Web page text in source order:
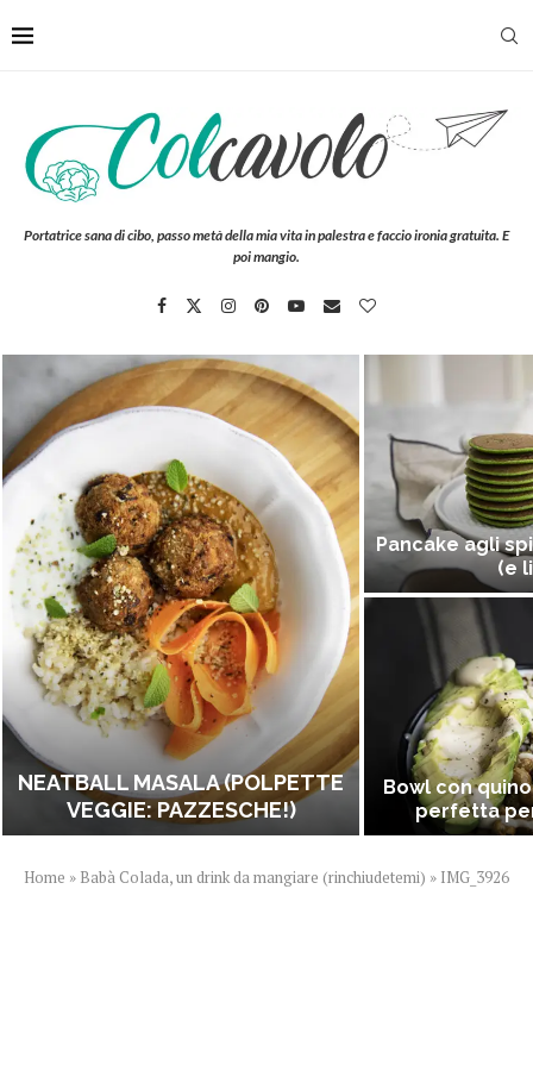
Portatrice sana di cibo, passo metà della mia vita in palestra e faccio ironia gratuita. E
poi mangio.
NEATBALL MASALA (POLPETTE
VEGGIE: PAZZESCHE!)
Pancake agli
(e
Bowl con
perfetta
Home » Babà Colada, un drink da mangiare (rinchiudetemi) » IMG_3926